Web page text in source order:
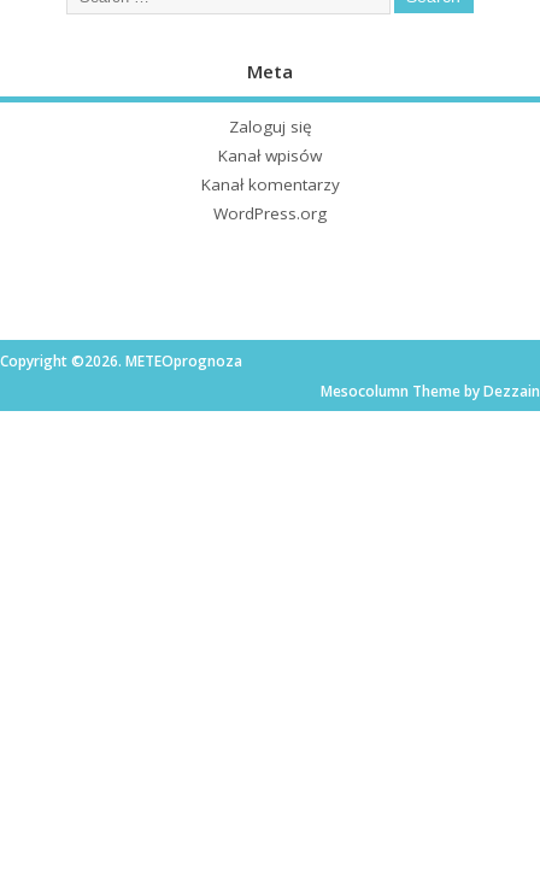
Meta
Zaloguj się
Kanał wpisów
Kanał komentarzy
WordPress.org
Copyright ©2026. METEOprognoza
Mesocolumn Theme by Dezzain